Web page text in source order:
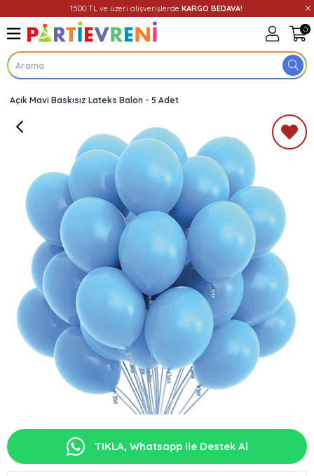
1500 TL ve üzeri alışverişlerde KARGO BEDAVA!
0
Üye Girişi Üye Ol
Açık Mavi Baskısız Lateks Balon - 5 Adet
TIKLA, Whatsapp ile Destek Al